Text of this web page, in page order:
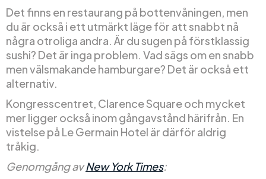
Det finns en restaurang på bottenvåningen, men
du är också i ett utmärkt läge för att snabbt nå
några otroliga andra. Är du sugen på förstklassig
sushi? Det är inga problem. Vad sägs om en snabb
men välsmakande hamburgare? Det är också ett
alternativ.
Kongresscentret, Clarence Square och mycket
mer ligger också inom gångavstånd härifrån. En
vistelse på Le Germain Hotel är därför aldrig
tråkig.
Genomgång avNew York Times: